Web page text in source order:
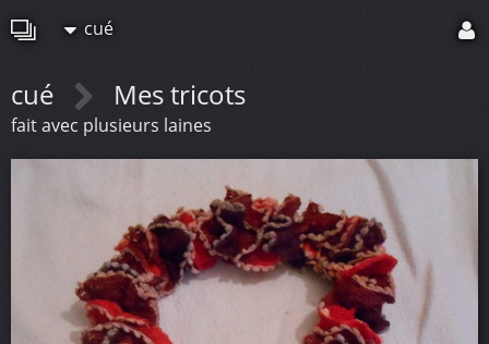
cué
cué Mes tricots
fait avec plusieurs laines